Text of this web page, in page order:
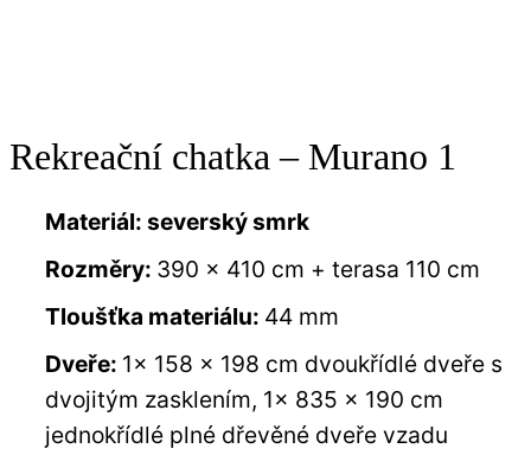
Rekreační chatka – Murano 1
Materiál: severský smrk
Rozměry: 390 x 410 cm + terasa 110 cm
Tloušťka materiálu: 44 mm
Dveře: 1x 158 x 198 cm dvoukřídlé dveře s
dvojitým zasklením, 1x 835 x 190 cm
jednokřídlé plné dřevěné dveře vzadu